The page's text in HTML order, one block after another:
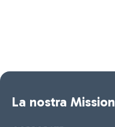
La nostra Mission